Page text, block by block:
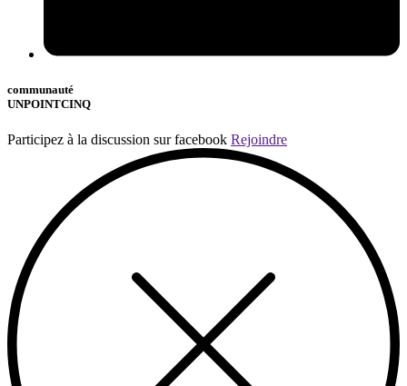
communauté
UNPOINTCINQ
Participez à la discussion sur facebook Rejoindre